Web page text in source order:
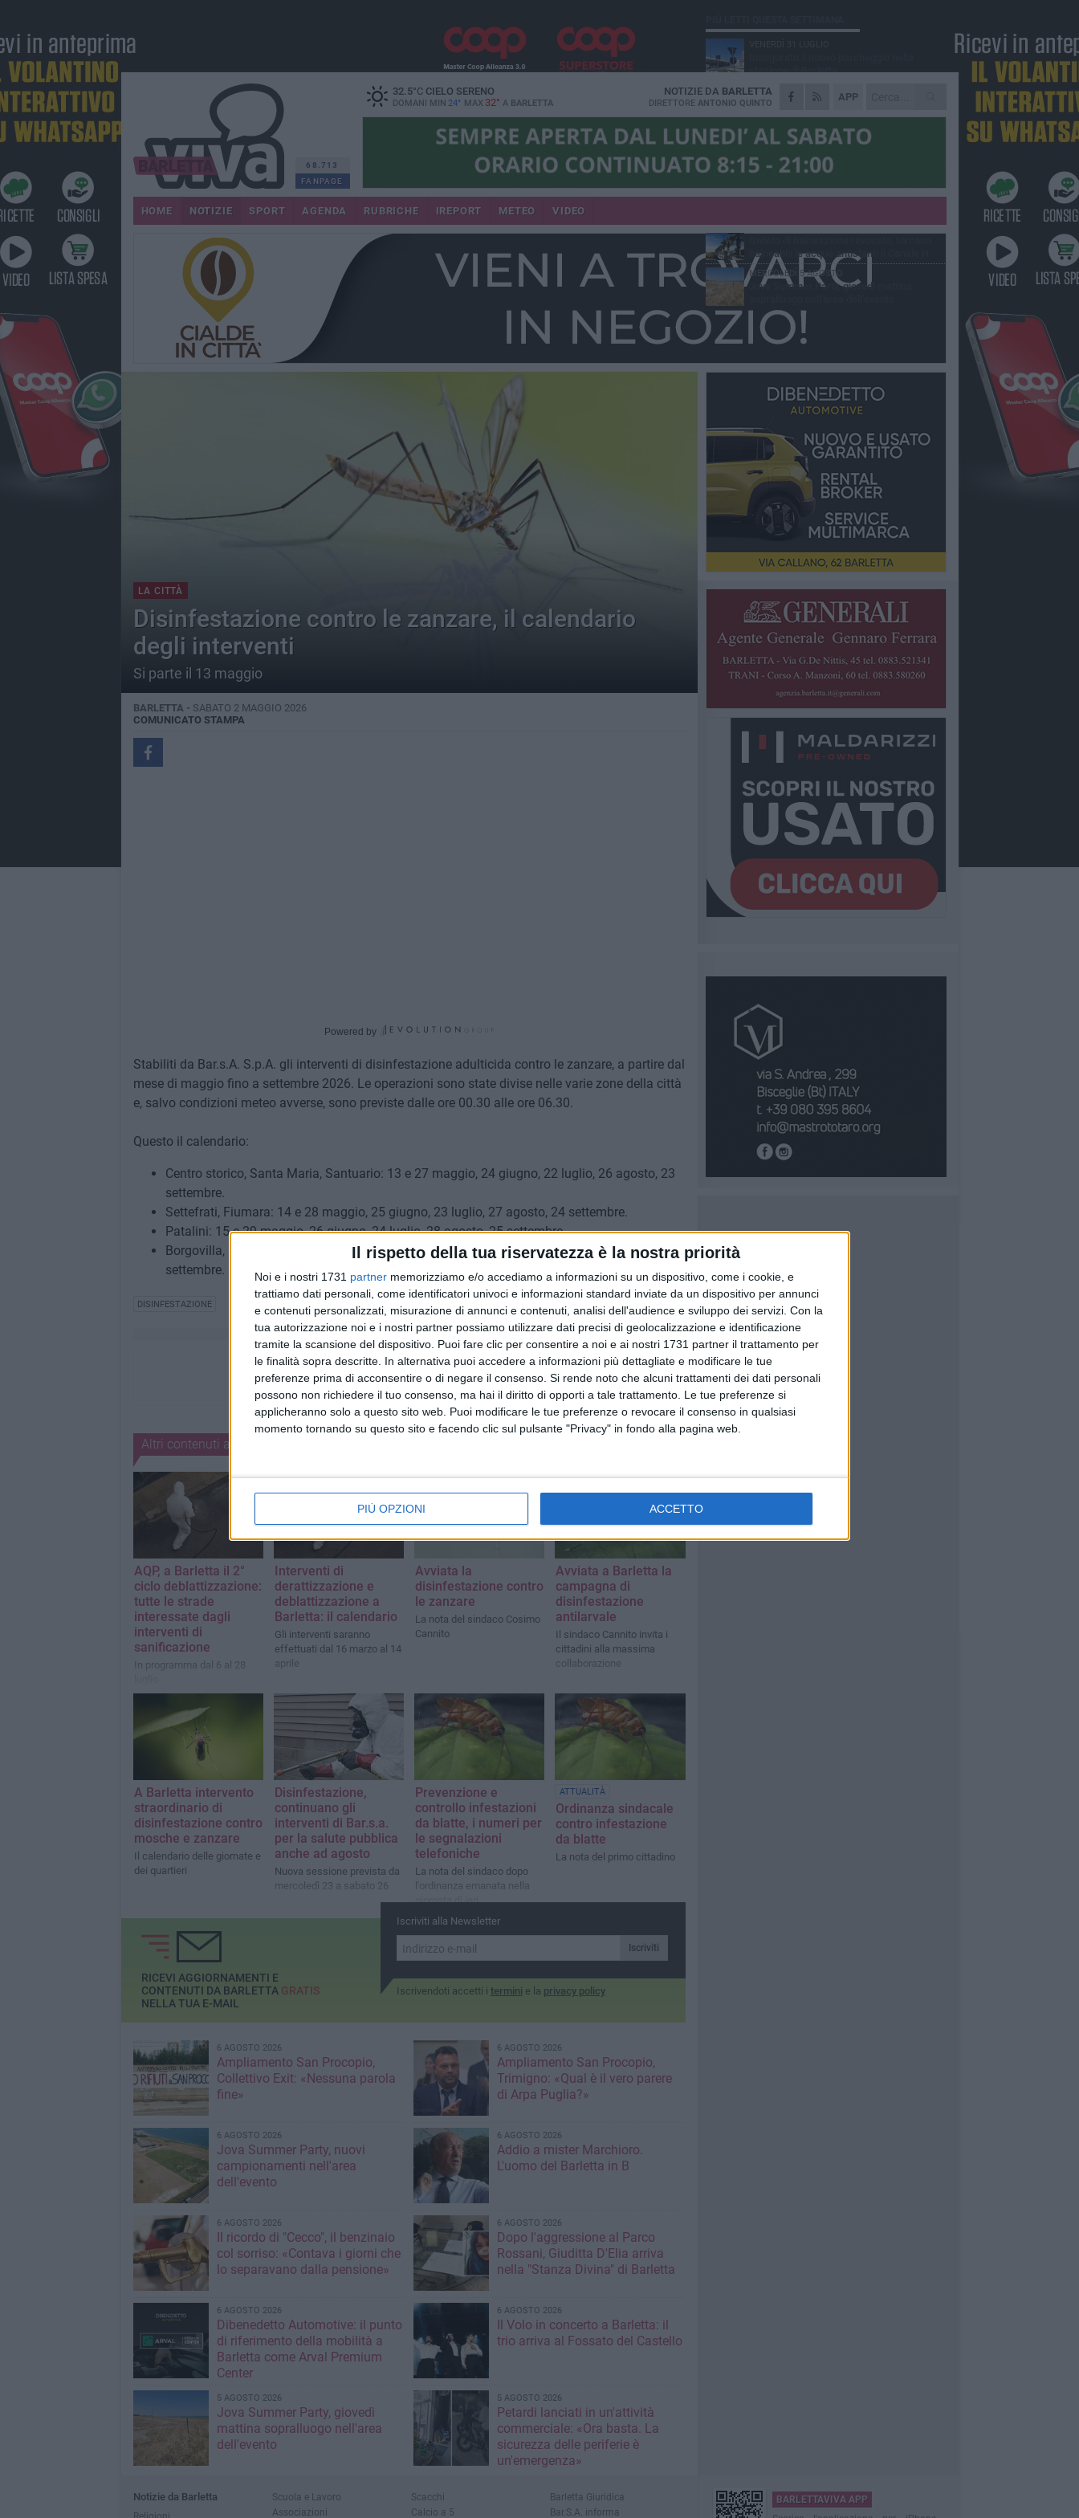
Il rispetto della tua riservatezza è la nostra priorità
Noi e i nostri 1731 partner memorizziamo e/o accediamo a informazioni su un dispositivo, come i cookie, e
trattiamo dati personali, come identificatori univoci e informazioni standard inviate da un dispositivo per annunci
e contenuti personalizzati, misurazione di annunci e contenuti, analisi dell'audience e sviluppo dei servizi. Con la
tua autorizzazione noi e i nostri partner possiamo utilizzare dati precisi di geolocalizzazione e identificazione
tramite la scansione del dispositivo. Puoi fare clic per consentire a noi e ai nostri 1731 partner il trattamento per
le finalità sopra descritte. In alternativa puoi accedere a informazioni più dettagliate e modificare le tue
preferenze prima di acconsentire o di negare il consenso. Si rende noto che alcuni trattamenti dei dati personali
possono non richiedere il tuo consenso, ma hai il diritto di opporti a tale trattamento. Le tue preferenze si
applicheranno solo a questo sito web. Puoi modificare le tue preferenze o revocare il consenso in qualsiasi
momento tornando su questo sito e facendo clic sul pulsante "Privacy" in fondo alla pagina web.
PIÙ OPZIONI ACCETTO
68.713
FANPAGE
32.5°CCIELO SERENO
DOMANI MIN 24° MAX 32° A BARLETTA
APP
NOTIZIE DA BARLETTA
DIRETTORE ANTONIO QUINTO
HOME NOTIZIE SPORT AGENDA RUBRICHE IREPORT METEO VIDEO
LA CITTÀ
Disinfestazione contro le zanzare, il calendario
degli interventi
Si parte il 13 maggio
BARLETTA - SABATO 2 MAGGIO 2026
COMUNICATO STAMPA
Powered by
Stabiliti da Bar.s.A. S.p.A. gli interventi di disinfestazione adulticida contro le zanzare, a partire dal
mese di maggio fino a settembre 2026. Le operazioni sono state divise nelle varie zone della città
e, salvo condizioni meteo avverse, sono previste dalle ore 00.30 alle ore 06.30.
Questo il calendario:
Centro storico, Santa Maria, Santuario: 13 e 27 maggio, 24 giugno, 22 luglio, 26 agosto, 23
settembre.
Settefrati, Fiumara: 14 e 28 maggio, 25 giugno, 23 luglio, 27 agosto, 24 settembre.
Patalini: 15 e 29 maggio, 26 giugno, 24 luglio, 28 agosto, 25 settembre.
Borgovilla, Montaltino, La Boccuta: 16 e 30 maggio, 27 giugno, 25 luglio, 29 agosto, 26
settembre.
DISINFESTAZIONE
Altri contenuti a tema
AQP, a Barletta il 2°
ciclo deblattizzazione:
tutte le strade
interessate dagli
interventi di
sanificazione
In programma dal 6 al 28
Interventi di
derattizzazione e
deblattizzazione a
Barletta: il calendario
Gli interventi saranno
effettuati dal 16 marzo al 14
aprile
Avviata la
disinfestazione contro
le zanzare
La nota del sindaco Cosimo
Cannito
Avviata a Barletta la
campagna di
disinfestazione
antilarvale
Il sindaco Cannito invita i
cittadini alla massima
collaborazione
A Barletta intervento
straordinario di
disinfestazione contro
mosche e zanzare
Il calendario delle giornate e
dei quartieri
Disinfestazione,
continuano gli
interventi di Bar.s.a.
per la salute pubblica
anche ad agosto
Nuova sessione prevista da
mercoledì 23 a sabato 26
Prevenzione e
controllo infestazioni
da blatte, i numeri per
le segnalazioni
telefoniche
La nota del sindaco dopo
l'ordinanza emanata nella
giornata di ieri
ATTUALITÀ
Ordinanza sindacale
contro infestazione
da blatte
La nota del primo cittadino
Iscriviti alla Newsletter
Iscriviti
Iscrivendoti accetti i termini e la privacy policy
RICEVI AGGIORNAMENTI E
CONTENUTI DA BARLETTA GRATIS
NELLA TUA E-MAIL
6 AGOSTO 2026
Ampliamento San Procopio,
Collettivo Exit: «Nessuna parola
fine»
6 AGOSTO 2026
Ampliamento San Procopio,
Trimigno: «Qual è il vero parere
di Arpa Puglia?»
6 AGOSTO 2026
Jova Summer Party, nuovi
campionamenti nell'area
dell'evento
6 AGOSTO 2026
Addio a mister Marchioro.
L'uomo del Barletta in B
6 AGOSTO 2026
Il ricordo di "Cecco", il benzinaio
col sorriso: «Contava i giorni che
lo separavano dalla pensione»
6 AGOSTO 2026
Dopo l'aggressione al Parco
Rossani, Giuditta D'Elia arriva
nella "Stanza Divina" di Barletta
6 AGOSTO 2026
Dibenedetto Automotive: il punto
di riferimento della mobilità a
Barletta come Arval Premium
Center
6 AGOSTO 2026
Il Volo in concerto a Barletta: il
trio arriva al Fossato del Castello
5 AGOSTO 2026
Jova Summer Party, giovedì
mattina sopralluogo nell'area
dell'evento
5 AGOSTO 2026
Petardi lanciati in un'attività
commerciale: «Ora basta. La
sicurezza delle periferie è
un'emergenza»
stazione di Barletta
MERCOLEDÌ 5 AGOSTO
Barletta piange Gioacchino Dagnello:
64enne barlettano investito all'alba a Trani
GIOVEDÌ 30 LUGLIO
gioielleria, banditi in fuga
Beni confiscati alla mafia. Nasce il servizio
VENERDÌ 31 LUGLIO
balneabili le acque antistanti il Canale H
MERCOLEDÌ 5 AGOSTO
Jova Summer Party, giovedì mattina
Notizie da Barletta
Scuola e Lavoro
Associazioni
Scacchi
Calcio a 5
Barletta Giuridica
Bar.S.A. informa
BARLETTAVIVA APP